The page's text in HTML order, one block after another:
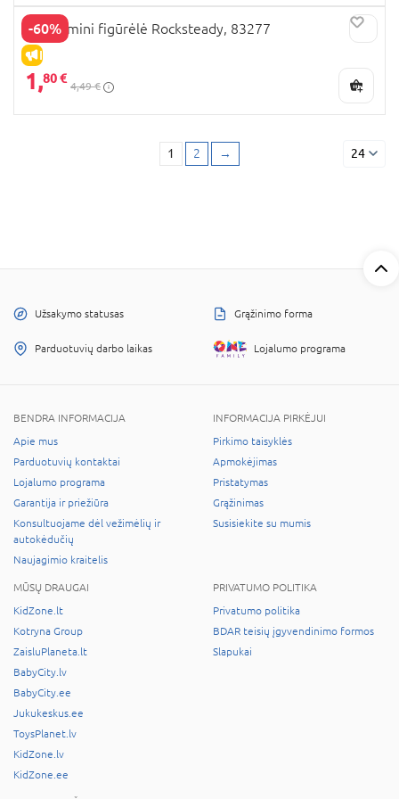
-60%
IŠPARDAVIMAS
TMNT mini figūrėlė Rocksteady, 83277
1,80 €
4,49 €
1 2 → 24
Užsakymo statusas Grąžinimo forma
Parduotuvių darbo laikas Lojalumo programa
BENDRA INFORMACIJA
Apie mus
Parduotuvių kontaktai
Lojalumo programa
Garantija ir priežiūra
Konsultuojame dėl vežimėlių ir
autokėdučių
Naujagimio kraitelis
INFORMACIJA PIRKĖJUI
Pirkimo taisyklės
Apmokėjimas
Pristatymas
Grąžinimas
Susisiekite su mumis
MŪSŲ DRAUGAI
KidZone.lt
Kotryna Group
ZaisluPlaneta.lt
BabyCity.lv
BabyCity.ee
Jukukeskus.ee
ToysPlanet.lv
KidZone.lv
KidZone.ee
PRIVATUMO POLITIKA
Privatumo politika
BDAR teisių įgyvendinimo formos
Slapukai